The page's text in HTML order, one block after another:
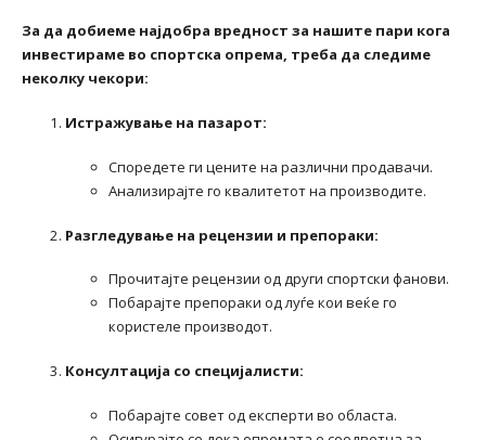
За да добиеме најдобра вредност за нашите пари кога
инвестираме во спортска опрема, треба да следиме
неколку чекори:
Истражување на пазарот:
Споредете ги цените на различни продавачи.
Анализирајте го квалитетот на производите.
Разгледување на рецензии и препораки:
Прочитајте рецензии од други спортски фанови.
Побарајте препораки од луѓе кои веќе го
користеле производот.
Консултација со специјалисти:
Побарајте совет од експерти во областа.